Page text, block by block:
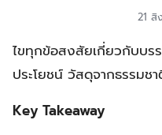
21 สิ
ไขทุกข้อสงสัยเกี่ยวกับบ
ประโยชน์ วัสดุจากธรรมช
Key Takeaway